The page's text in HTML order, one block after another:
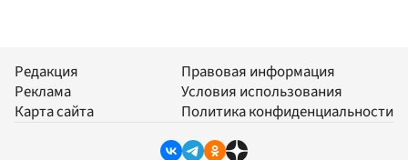
Редакция
Реклама
Карта сайта
Правовая информация
Условия использования
Политика конфиденциальности